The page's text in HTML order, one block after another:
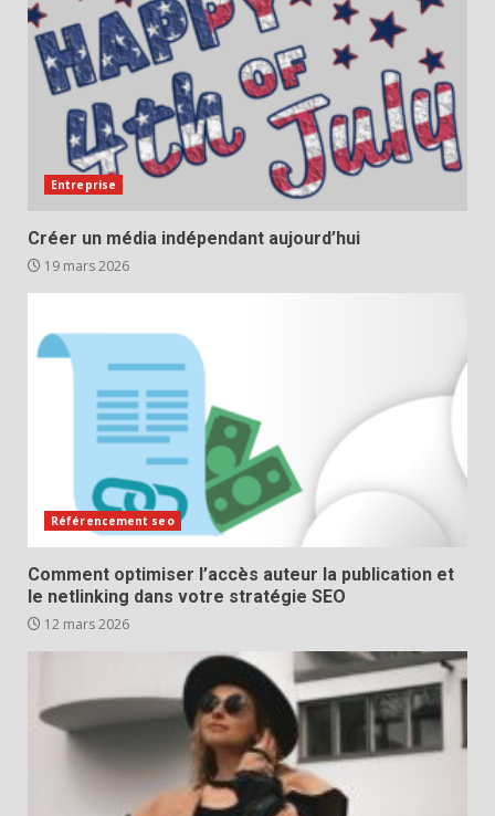
Entreprise
Créer un média indépendant aujourd’hui
19 mars 2026
Référencement seo
Comment optimiser l’accès auteur la publication et
le netlinking dans votre stratégie SEO
12 mars 2026